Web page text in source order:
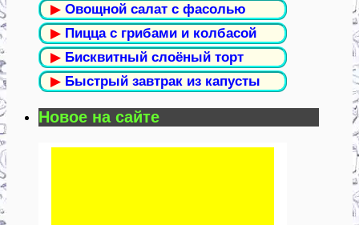
▶ Овощной салат с фасолью
▶ Пицца с грибами и колбасой
▶ Бисквитный слоёный торт
▶ Быстрый завтрак из капусты
Новое на сайте